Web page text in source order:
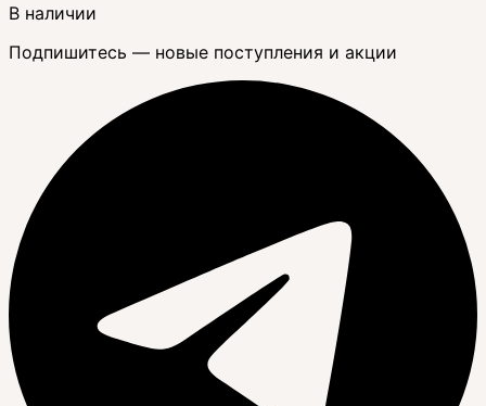
В наличии
Подпишитесь — новые поступления и акции